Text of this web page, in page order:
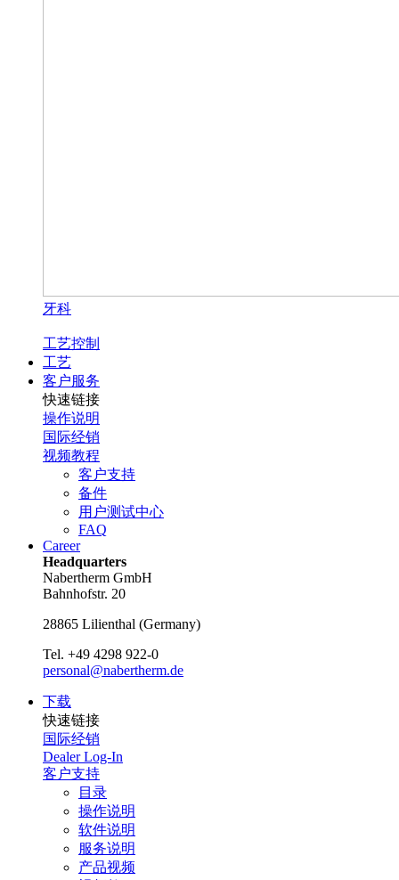
牙科
工艺控制
工艺
客户服务
快速链接
操作说明
国际经销
视频教程
客户支持
备件
用户测试中心
FAQ
Career
Headquarters
Nabertherm GmbH
Bahnhofstr. 20
28865 Lilienthal (Germany)
Tel. +49 4298 922-0
personal@nabertherm.de
下载
快速链接
国际经销
Dealer Log-In
客户支持
目录
操作说明
软件说明
服务说明
产品视频